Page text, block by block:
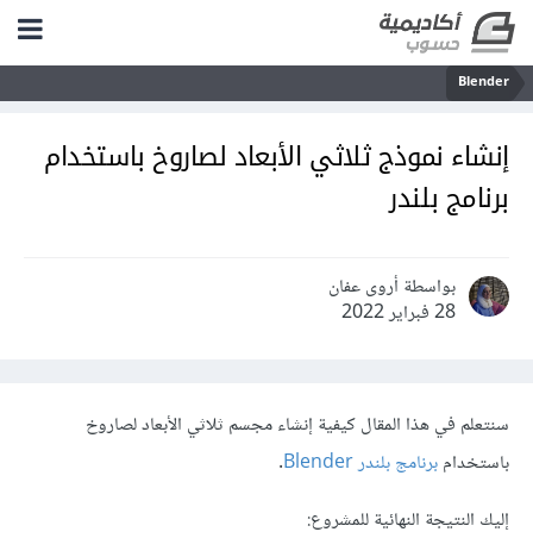
Blender
إنشاء نموذج ثلاثي اﻷبعاد لصاروخ باستخدام
برنامج بلندر
بواسطة أروى عفان
28 فبراير 2022
سنتعلم في هذا المقال كيفية إنشاء مجسم ثلاثي الأبعاد لصاروخ
باستخدامبرنامج بلندر Blender
.
إليك النتيجة النهائية للمشروع: